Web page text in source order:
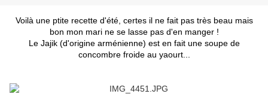
Voilà une ptite recette d'été, certes il ne fait pas très beau mais
bon mon mari ne se lasse pas d'en manger !
Le Jajik (d'origine arménienne) est en fait une soupe de
concombre froide au yaourt...